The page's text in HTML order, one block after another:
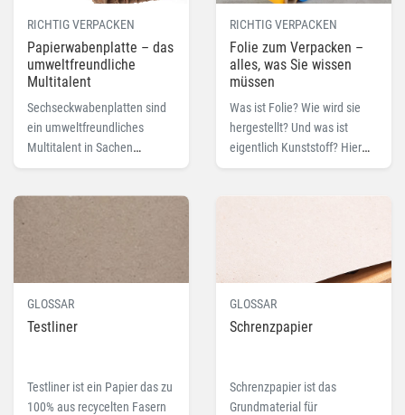
RICHTIG VERPACKEN
Papierwabenplatte – das
umweltfreundliche
Multitalent
Sechseckwabenplatten sind
ein umweltfreundliches
Multitalent in Sachen
Verpackung und werden zum
RICHTIG VERPACKEN
Folie zum Verpacken –
alles, was Sie wissen
müssen
Was ist Folie? Wie wird sie
hergestellt? Und was ist
eigentlich Kunststoff? Hier
erfahren Sie alles Wichtige
GLOSSAR
Testliner
Testliner ist ein Papier das zu
100% aus recycelten Fasern
GLOSSAR
Schrenzpapier
Schrenzpapier ist das
Grundmaterial für